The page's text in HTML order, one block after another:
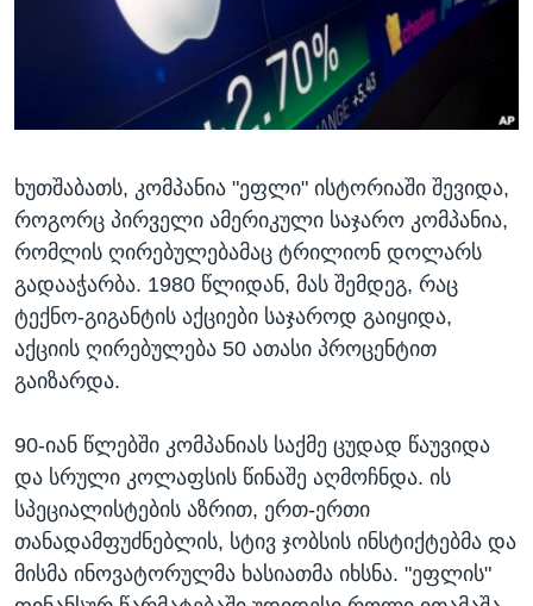
ᲡᲢᲣᲓᲘᲐ ᲕᲐᲨᲘᲜᲒᲢᲝᲜᲘ
ᲔᲙᲝᲜᲝᲛᲘᲙᲐ
ᲙᲣᲚᲢᲣᲠᲐ
ᲒᲐᲚᲘᲚᲔᲝ
ᲓᲔᲖᲘᲜᲤᲝᲠᲛᲐᲪᲘᲐ
Learning English
ᲗᲕᲐᲚᲘ ᲒᲕᲐᲓᲔᲕᲜᲔᲗ
ენები
ხუთშაბათს, კომპანია "ეფლი" ისტორიაში შევიდა,
როგორც პირველი ამერიკული საჯარო კომპანია,
რომლის ღირებულებამაც ტრილიონ დოლარს
გადააჭარბა. 1980 წლიდან, მას შემდეგ, რაც
ტექნო-გიგანტის აქციები საჯაროდ გაიყიდა,
აქციის ღირებულება 50 ათასი პროცენტით
გაიზარდა.
90-იან წლებში კომპანიას საქმე ცუდად წაუვიდა
და სრული კოლაფსის წინაშე აღმოჩნდა. ის
სპეციალისტების აზრით, ერთ-ერთი
თანადამფუძნებლის, სტივ ჯობსის ინსტიქტებმა და
მისმა ინოვატორულმა ხასიათმა იხსნა. "ეფლის"